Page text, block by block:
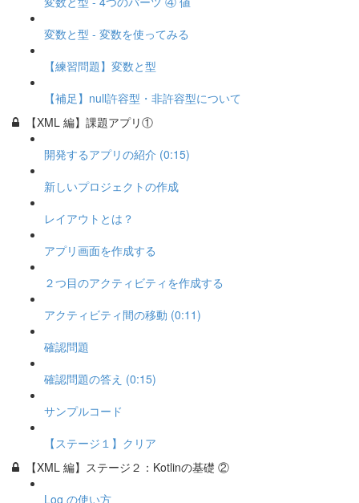
変数と型 - 変数を使ってみる
【練習問題】変数と型
【補足】null許容型・非許容型について
【XML 編】課題アプリ①
開発するアプリの紹介 (0:15)
新しいプロジェクトの作成
レイアウトとは？
アプリ画面を作成する
２つ目のアクティビティを作成する
アクティビティ間の移動 (0:11)
確認問題
確認問題の答え (0:15)
サンプルコード
【ステージ１】クリア
【XML 編】ステージ２：Kotlinの基礎 ②
Log の使い方